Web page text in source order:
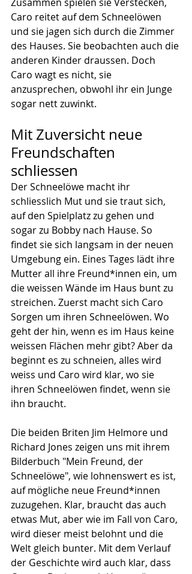
Caro reitet auf dem Schneelöwen
und sie jagen sich durch die Zimmer
des Hauses. Sie beobachten auch die
anderen Kinder draussen. Doch
Caro wagt es nicht, sie
anzusprechen, obwohl ihr ein Junge
sogar nett zuwinkt.
Mit Zuversicht neue
Freundschaften
schliessen
Der Schneelöwe macht ihr
schliesslich Mut und sie traut sich,
auf den Spielplatz zu gehen und
sogar zu Bobby nach Hause. So
findet sie sich langsam in der neuen
Umgebung ein. Eines Tages lädt ihre
Mutter all ihre Freund*innen ein, um
die weissen Wände im Haus bunt zu
streichen. Zuerst macht sich Caro
Sorgen um ihren Schneelöwen. Wo
geht der hin, wenn es im Haus keine
weissen Flächen mehr gibt? Aber da
beginnt es zu schneien, alles wird
weiss und Caro wird klar, wo sie
ihren Schneelöwen findet, wenn sie
ihn braucht.
Die beiden Briten Jim Helmore und
Richard Jones zeigen uns mit ihrem
Bilderbuch "Mein Freund, der
Schneelöwe", wie lohnenswert es ist,
auf mögliche neue Freund*innen
zuzugehen. Klar, braucht das auch
etwas Mut, aber wie im Fall von Caro,
wird dieser meist belohnt und die
Welt gleich bunter. Mit dem Verlauf
der Geschichte wird auch klar, dass